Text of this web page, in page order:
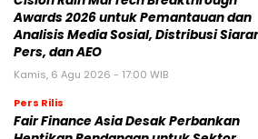
Awards 2026 untuk Pemantauan dan
Analisis Media Sosial, Distribusi
Pers, dan AEO
Kamis, 6 Agu 2026 - 17:00 WIB
Pers Rilis
Fair Finance Asia Desak Perbankan